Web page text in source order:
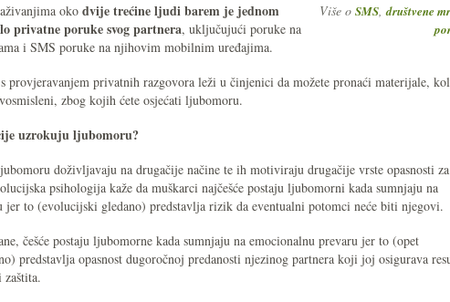
Više o SMS,društvene
oko dvije trećine ljudi barem je jednom
privatne poruke svog partnera, uključujući poruke na
i SMS poruke na njihovim mobilnim uređajima.
provjeravanjem privatnih razgovora leži u činjenici da možete pronaći materijale,
zbog kojih ćete osjećati ljubomoru.
uzrokuju ljubomoru?
doživljavaju na drugačije načine te ih motiviraju drugačije vrste opasnosti za
psihologija kaže da muškarci najčešće postaju ljubomorni kada sumnjaju na
jer to (evolucijski gledano) predstavlja rizik da eventualni potomci neće biti njegovi.
češće postaju ljubomorne kada sumnjaju na emocionalnu prevaru jer to (opet
predstavlja opasnost dugoročnoj predanosti njezinog partnera koji joj osigurava
zaštita.